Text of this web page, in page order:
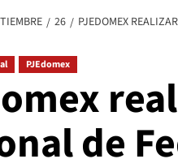
26 PJEDOMEX
PJEdomex
de